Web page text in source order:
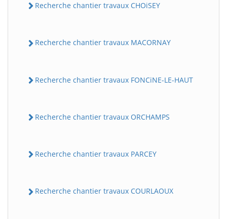
Recherche chantier travaux CHOiSEY
Recherche chantier travaux MACORNAY
Recherche chantier travaux FONCiNE-LE-HAUT
Recherche chantier travaux ORCHAMPS
Recherche chantier travaux PARCEY
Recherche chantier travaux COURLAOUX